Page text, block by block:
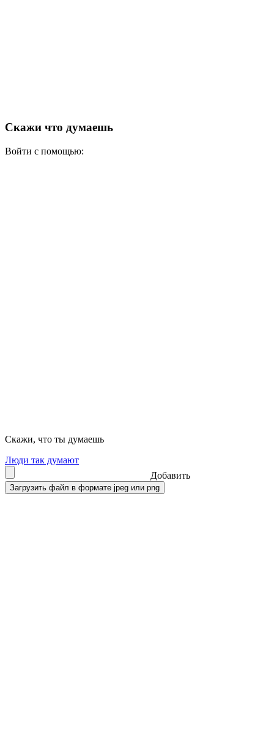
Скажи что думаешь
Войти с помощью:
Скажи, что ты думаешь
Люди так думают
Добавить